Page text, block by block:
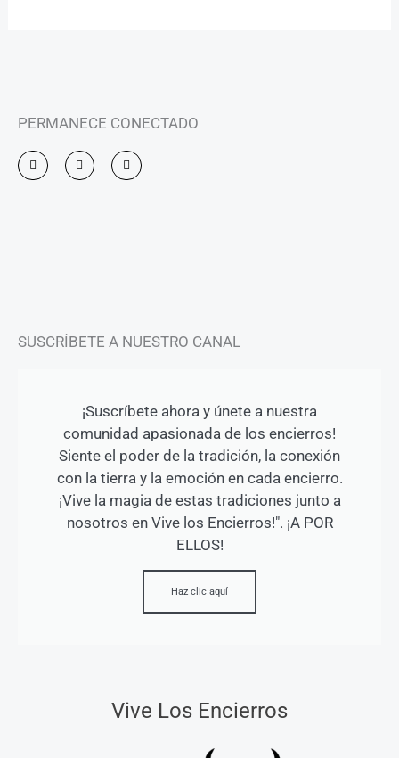
PERMANECE CONECTADO
I
n
s
F
a
c
Y
o
u
SUSCRÍBETE A NUESTRO CANAL
¡Suscríbete ahora y únete a nuestra
comunidad apasionada de los encierros!
Siente el poder de la tradición, la conexión
con la tierra y la emoción en cada encierro.
¡Vive la magia de estas tradiciones junto a
nosotros en Vive los Encierros!". ¡A POR
ELLOS!
Haz clic aquí
Vive Los Encierros